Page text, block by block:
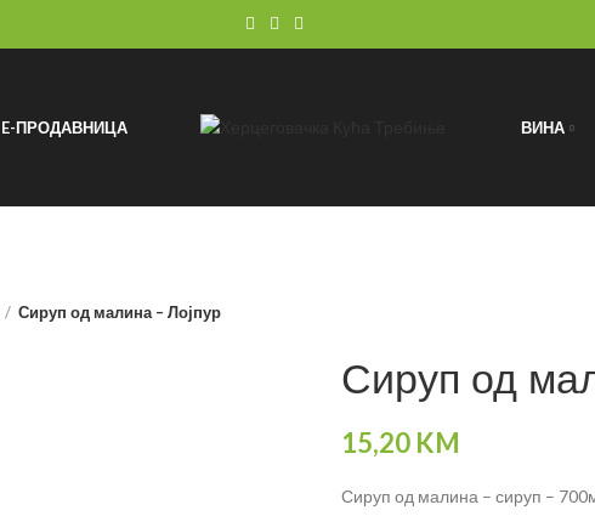
E-ПРОДАВНИЦА ВИНА
Сируп од малина – Лојпур
Сируп од
15,20 KM
Сируп од малина – сируп –